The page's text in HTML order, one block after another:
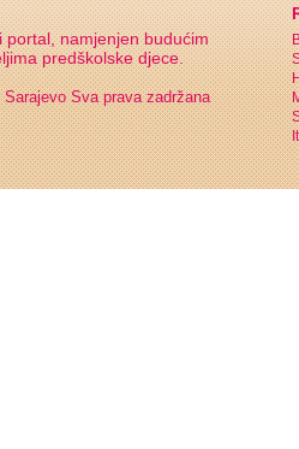
portal, namjenjen budućim
predškolske djece.
Sarajevo Sva prava zadržana